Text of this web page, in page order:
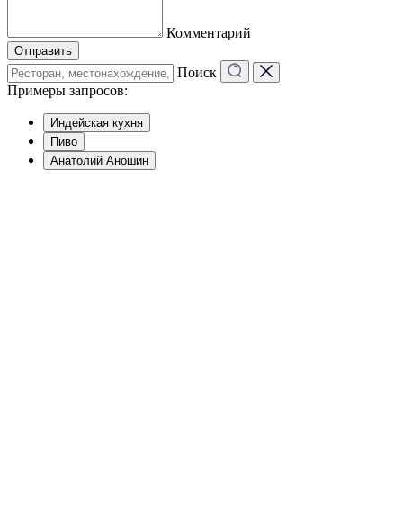
Комментарий
Отправить
Поиск
Примеры запросов:
Индейская кухня
Пиво
Анатолий Аношин